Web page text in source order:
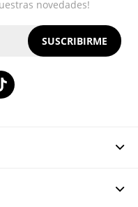
novedades!
SUSCRIBIRME